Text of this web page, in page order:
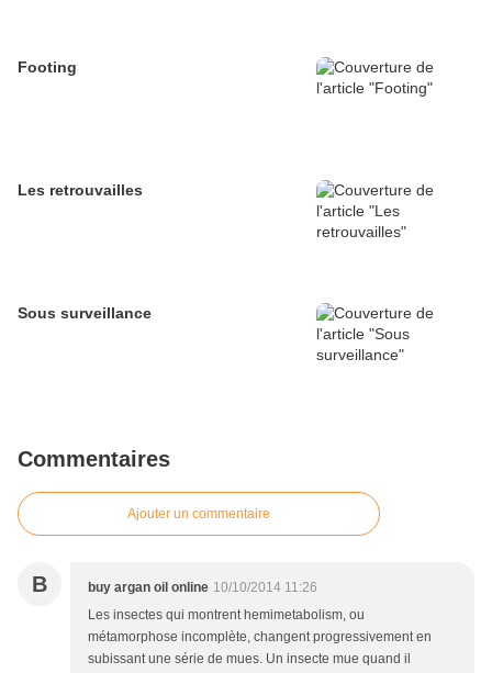
Footing
Les retrouvailles
Sous surveillance
Commentaires
Ajouter un commentaire
B buy argan oil online 10/10/2014 11:26
Les insectes qui montrent hemimetabolism, ou
métamorphose incomplète, changent progressivement en
subissant une série de mues. Un insecte mue quand il